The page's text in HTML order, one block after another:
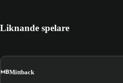
Liknande spelare
MBMittback